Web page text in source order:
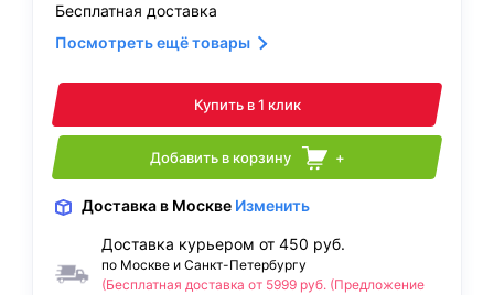
Бесплатная доставка
Посмотреть ещё товары
Купить в 1 клик
Добавить в корзину +
Доставка в Москве Изменить
Доставка курьером от 450 руб.
по Москве и Санкт-Петербургу
(Бесплатная доставка от 5999 руб. (Предложение